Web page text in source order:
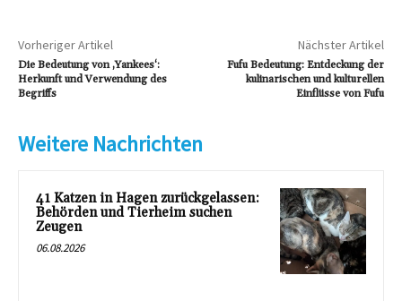
Vorheriger Artikel
Die Bedeutung von ‚Yankees‘:
Herkunft und Verwendung des
Begriffs
Nächster Artikel
Fufu Bedeutung: Entdeckung der
kulinarischen und kulturellen
Einflüsse von Fufu
Weitere Nachrichten
41 Katzen in Hagen zurückgelassen:
Behörden und Tierheim suchen
Zeugen
06.08.2026